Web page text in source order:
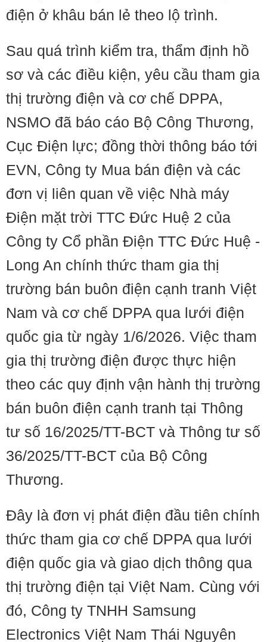
điện ở khâu bán lẻ theo lộ trình.
Sau quá trình kiểm tra, thẩm định hồ
sơ và các điều kiện, yêu cầu tham gia
thị trường điện và cơ chế DPPA,
NSMO đã báo cáo Bộ Công Thương,
Cục Điện lực; đồng thời thông báo tới
EVN, Công ty Mua bán điện và các
đơn vị liên quan về việc Nhà máy
Điện mặt trời TTC Đức Huệ 2 của
Công ty Cổ phần Điện TTC Đức Huệ -
Long An chính thức tham gia thị
trường bán buôn điện cạnh tranh Việt
Nam và cơ chế DPPA qua lưới điện
quốc gia từ ngày 1/6/2026. Việc tham
gia thị trường điện được thực hiện
theo các quy định vận hành thị trường
bán buôn điện cạnh tranh tại Thông
tư số 16/2025/TT-BCT và Thông tư số
36/2025/TT-BCT của Bộ Công
Thương.
Đây là đơn vị phát điện đầu tiên chính
thức tham gia cơ chế DPPA qua lưới
điện quốc gia và giao dịch thông qua
thị trường điện tại Việt Nam. Cùng với
đó, Công ty TNHH Samsung
Electronics Việt Nam Thái Nguyên